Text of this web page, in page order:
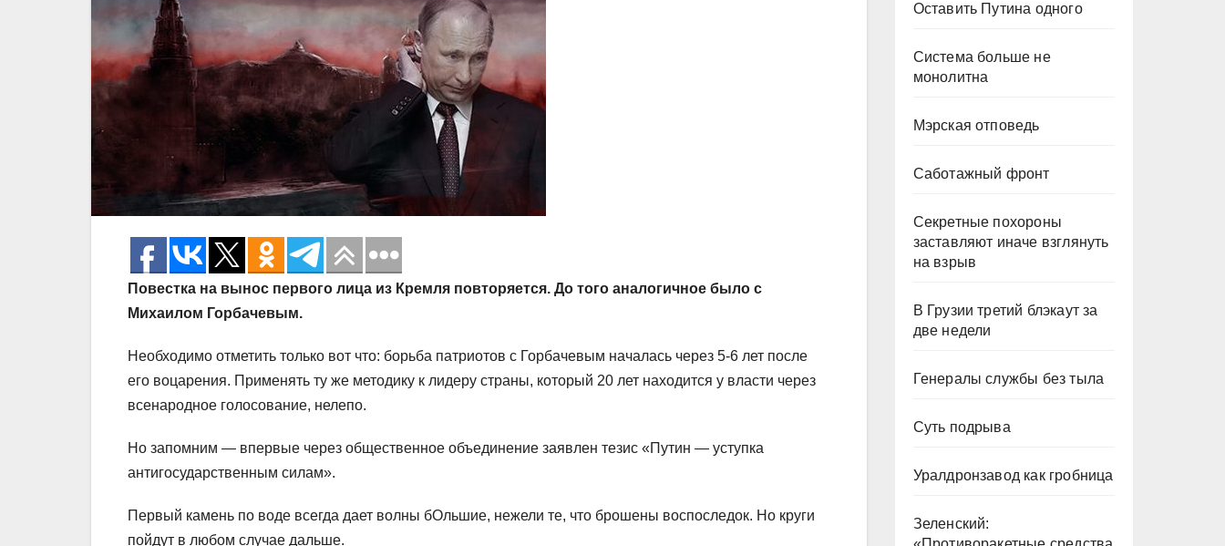
Повестка на вынос первого лица из Кремля повторяется. До того аналогичное было с
Михаилом Горбачевым.
Необходимо отметить только вот что: борьба патриотов с Горбачевым началась через 5-6 лет после
его воцарения. Применять ту же методику к лидеру страны, который 20 лет находится у власти через
всенародное голосование, нелепо.
Но запомним — впервые через общественное объединение заявлен тезис «Путин — уступка
антигосударственным силам».
Первый камень по воде всегда дает волны бОльшие, нежели те, что брошены воспоследок. Но круги
пойдут в любом случае дальше.
Оставить Путина одного
Система больше не
монолитна
Мэрская отповедь
Саботажный фронт
Секретные похороны
заставляют иначе взглянуть
на взрыв
В Грузии третий блэкаут за
две недели
Генералы службы без тыла
Суть подрыва
Уралдронзавод как гробница
Зеленский: